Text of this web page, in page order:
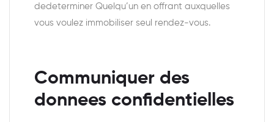
dedeterminer Quelqu’un en offrant auxquelles
vous voulez immobiliser seul rendez-vous.
Communiquer des
donnees confidentielles